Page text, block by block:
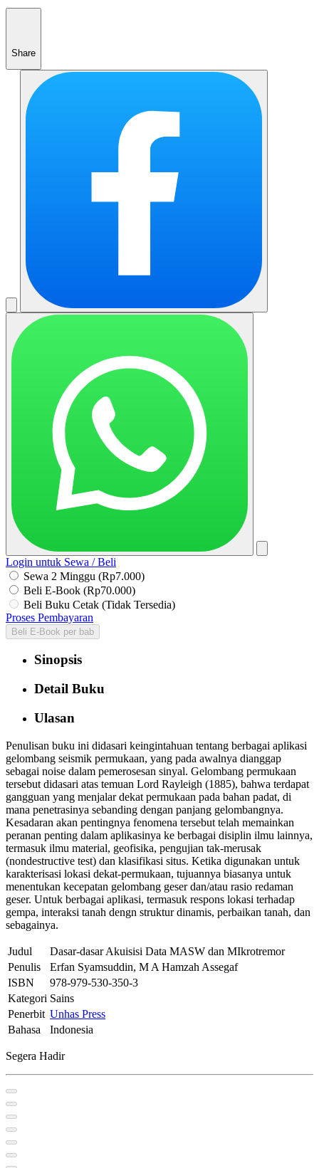
Share
Login untuk Sewa / Beli
Sewa 2 Minggu (Rp7.000)
Beli E-Book (Rp70.000)
Beli Buku Cetak (Tidak Tersedia)
Proses Pembayaran
Beli E-Book per bab
Sinopsis
Detail Buku
Ulasan
Penulisan buku ini didasari keingintahuan tentang berbagai aplikasi
gelombang seismik permukaan, yang pada awalnya dianggap
sebagai noise dalam pemerosesan sinyal. Gelombang permukaan
tersebut didasari atas temuan Lord Rayleigh (1885), bahwa terdapat
gangguan yang menjalar dekat permukaan pada bahan padat, di
mana penetrasinya sebanding dengan panjang gelombangnya.
Kesadaran akan pentingnya fenomena tersebut telah memainkan
peranan penting dalam aplikasinya ke berbagai disiplin ilmu lainnya,
termasuk ilmu material, geofisika, pengujian tak-merusak
(nondestructive test) dan klasifikasi situs. Ketika digunakan untuk
karakterisasi lokasi dekat-permukaan, tujuannya biasanya untuk
menentukan kecepatan gelombang geser dan/atau rasio redaman
geser. Untuk berbagai aplikasi, termasuk respons lokasi terhadap
gempa, interaksi tanah dengn struktur dinamis, perbaikan tanah, dan
sebagainya.
Judul
Dasar-dasar Akuisisi Data MASW dan MIkrotremor
Penulis
Erfan Syamsuddin, M A Hamzah Assegaf
ISBN
978-­979­-530-­350­-3
Kategori Sains
Penerbit Unhas Press
Bahasa
Indonesia
Segera Hadir